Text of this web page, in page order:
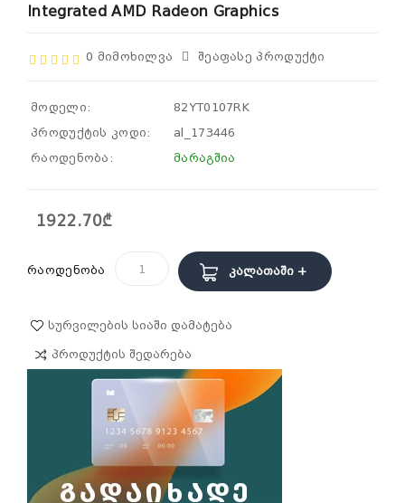
Integrated AMD Radeon Graphics
0 Მიმოხილვა Შეაფასე Პროდუქტი
მოდელი:
82YT0107RK
პროდუქტის კოდი:
al_173446
რაოდენობა:
მარაგშია
1922.70₾
რაოდენობა Კალათაში +
Სურვილების Სიაში Დამატება
Პროდუქტის Შედარება